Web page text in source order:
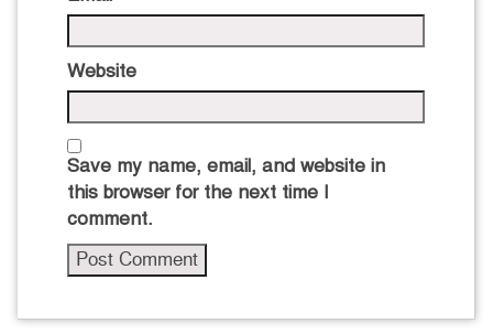
Website
Save my name, email, and website in
this browser for the next time I
comment.